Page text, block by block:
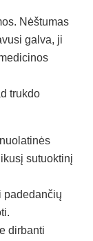
Nėštumas
galva, ji
trukdo
sutuoktinį
padedančių
dirbanti